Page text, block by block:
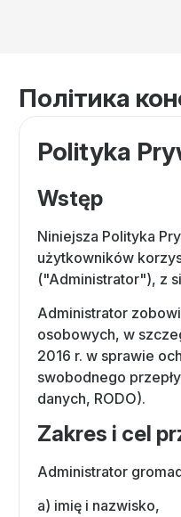
Політика
Polityka
Wstęp
Niniejsza Polityka
użytkowników
("Administrator"), z
Administrator
osobowych, w
2016 r. w sprawie
swobodnego
danych, RODO).
Zakres i cel
Administrator
a) imię i nazwisko,